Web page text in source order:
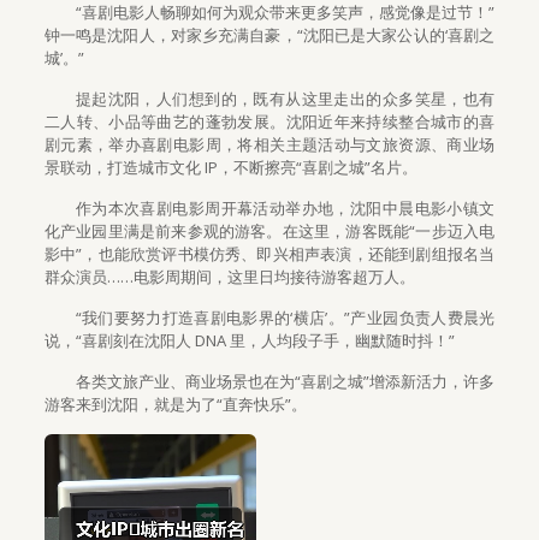
“喜剧电影人畅聊如何为观众带来更多笑声，感觉像是过节！”
钟一鸣是沈阳人，对家乡充满自豪，“沈阳已是大家公认的‘喜剧之
城’。”
提起沈阳，人们想到的，既有从这里走出的众多笑星，也有
二人转、小品等曲艺的蓬勃发展。沈阳近年来持续整合城市的喜
剧元素，举办喜剧电影周，将相关主题活动与文旅资源、商业场
景联动，打造城市文化 IP，不断擦亮“喜剧之城”名片。
作为本次喜剧电影周开幕活动举办地，沈阳中晨电影小镇文
化产业园里满是前来参观的游客。在这里，游客既能“一步迈入电
影中”，也能欣赏评书模仿秀、即兴相声表演，还能到剧组报名当
群众演员……电影周期间，这里日均接待游客超万人。
“我们要努力打造喜剧电影界的‘横店’。”产业园负责人费晨光
说，“喜剧刻在沈阳人 DNA 里，人均段子手，幽默随时抖！”
各类文旅产业、商业场景也在为“喜剧之城”增添新活力，许多
游客来到沈阳，就是为了“直奔快乐”。